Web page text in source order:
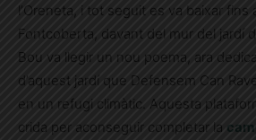
l’Oreneta, i tot seguit es va baixar fins
Fontcoberta, davant del mur del jardí
Bou va llegir un nou poema, ara
d’aquest jardí que Defensem Can
en un refugi climàtic. Aquesta
crida per aconseguir completar la